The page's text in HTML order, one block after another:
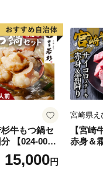
牛もつ鍋セ
【024-002
15,000円
宮崎県え
【宮崎
赤身＆
１P 計